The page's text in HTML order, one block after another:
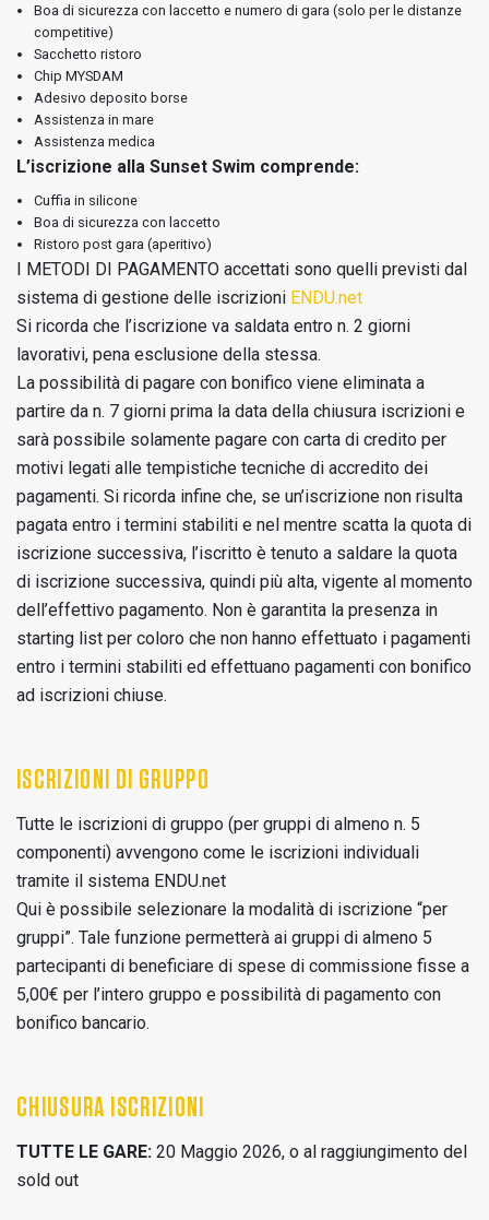
Boa di sicurezza con laccetto e numero di gara (solo per le distanze
competitive)
Sacchetto ristoro
Chip MYSDAM
Adesivo deposito borse
Assistenza in mare
Assistenza medica
L’iscrizione alla Sunset Swim comprende:
Cuffia in silicone
Boa di sicurezza con laccetto
Ristoro post gara (aperitivo)
I METODI DI PAGAMENTO accettati sono quelli previsti dal
sistema di gestione delle iscrizioni ENDU.net
Si ricorda che l’iscrizione va saldata entro n. 2 giorni
lavorativi, pena esclusione della stessa.
La possibilità di pagare con bonifico viene eliminata a
partire da n. 7 giorni prima la data della chiusura iscrizioni e
sarà possibile solamente pagare con carta di credito per
motivi legati alle tempistiche tecniche di accredito dei
pagamenti. Si ricorda infine che, se un’iscrizione non risulta
pagata entro i termini stabiliti e nel mentre scatta la quota di
iscrizione successiva, l’iscritto è tenuto a saldare la quota
di iscrizione successiva, quindi più alta, vigente al momento
dell’effettivo pagamento. Non è garantita la presenza in
starting list per coloro che non hanno effettuato i pagamenti
entro i termini stabiliti ed effettuano pagamenti con bonifico
ad iscrizioni chiuse.
ISCRIZIONI DI GRUPPO
Tutte le iscrizioni di gruppo (per gruppi di almeno n. 5
componenti) avvengono come le iscrizioni individuali
tramite il sistema ENDU.net
Qui è possibile selezionare la modalità di iscrizione “per
gruppi”. Tale funzione permetterà ai gruppi di almeno 5
partecipanti di beneficiare di spese di commissione fisse a
5,00€ per l’intero gruppo e possibilità di pagamento con
bonifico bancario.
CHIUSURA ISCRIZIONI
TUTTE LE GARE: 20 Maggio 2026, o al raggiungimento del
sold out